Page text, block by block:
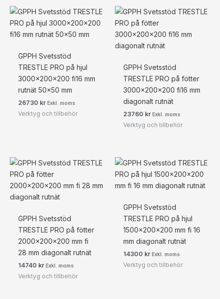
GPPH Svetsstöd
TRESTLE PRO på hjul
3000x200x200 fi16 mm
rutnät 50×50 mm
26730 kr Exkl. moms
Verktyg och tillbehör
GPPH Svetsstöd
TRESTLE PRO på fötter
3000x200x200 fi16 mm
diagonalt rutnät
23760 kr Exkl. moms
Verktyg och tillbehör
GPPH Svetsstöd
TRESTLE PRO på fötter
2000x200x200 mm fi
28 mm diagonalt rutnät
14740 kr Exkl. moms
Verktyg och tillbehör
GPPH Svetsstöd
TRESTLE PRO på hjul
1500x200x200 mm fi 16
mm diagonalt rutnät
14300 kr Exkl. moms
Verktyg och tillbehör